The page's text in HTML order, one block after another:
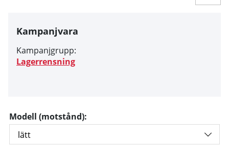
Kampanjvara
Kampanjgrupp:
Lagerrensning
Modell (motstånd):